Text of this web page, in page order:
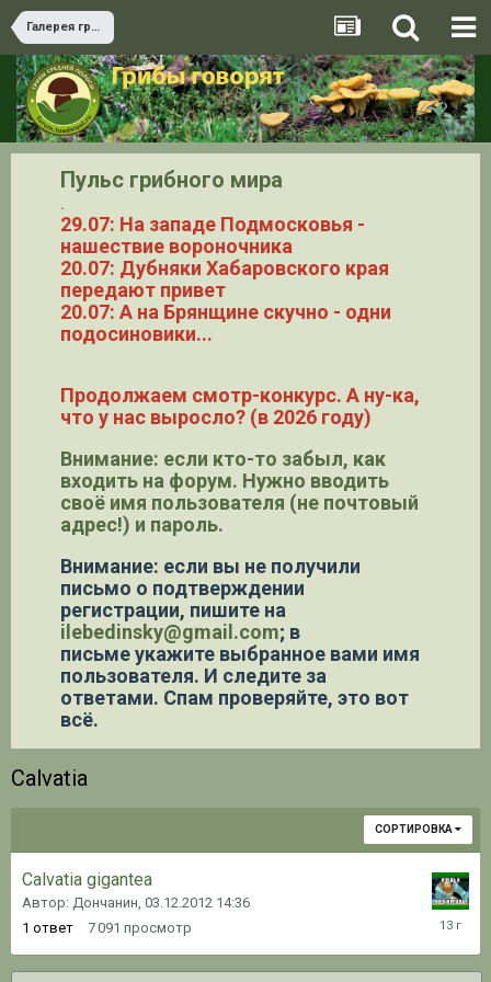
Галерея грибов
Пульс грибного мира
.
29.07: На западе Подмосковья -
нашествие вороночника
20.07: Дубняки Хабаровского края
передают привет
20.07: А на Брянщине скучно - одни
подосиновики...
Продолжаем смотр-конкурс. А ну-ка,
что у нас выросло? (в 2026 году)
Внимание: если кто-то забыл, как
входить на форум. Нужно вводить
своё имя пользователя (не почтовый
адрес!) и пароль.
Внимание: если вы не получили
письмо о подтверждении
регистрации, пишите на
ilebedinsky@gmail.com; в
письме укажите выбранное вами имя
пользователя. И следите за
ответами. Спам проверяйте, это вот
всё.
Calvatia
СОРТИРОВКА
Calvatia gigantea
Автор: Дончанин, 03.12.2012 14:36
1 ответ 7 091 просмотр